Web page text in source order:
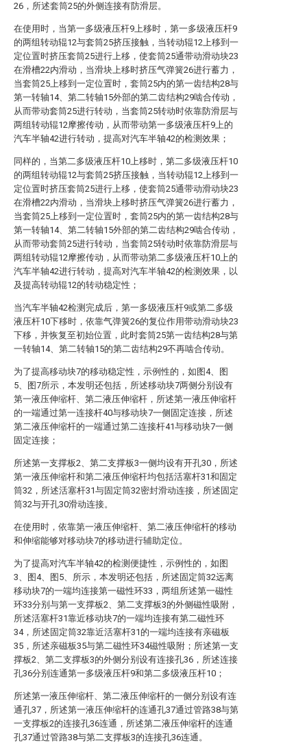
26，所述套筒25的外侧连接有防滑层。
在使用时，当第一多级液压杆9上移时，第一多级液压杆9
的两组转动辊12与套筒25挤压接触，当转动辊12上移到一
定位置时挤压套筒25进行上移，使套筒25通带动滑动块23
在滑槽22内滑动，当滑块上移时挤压气弹簧26进行蓄力，
当套筒25上移到一定位置时，套筒25内的第一齿结构28与
第一转轴14、第二转轴15外部的第二齿结构29啮合传动，
从而带动套筒25进行转动，当套筒25转动时依靠防滑层与
两组转动辊12摩擦传动，从而带动第一多级液压杆9上的
汽车半轴42进行转动，提高对汽车半轴42的检测效果；
同样的，当第二多级液压杆10上移时，第二多级液压杆10
的两组转动辊12与套筒25挤压接触，当转动辊12上移到一
定位置时挤压套筒25进行上移，使套筒25通带动滑动块23
在滑槽22内滑动，当滑块上移时挤压气弹簧26进行蓄力，
当套筒25上移到一定位置时，套筒25内的第一齿结构28与
第一转轴14、第二转轴15外部的第二齿结构29啮合传动，
从而带动套筒25进行转动，当套筒25转动时依靠防滑层与
两组转动辊12摩擦传动，从而带动第二多级液压杆10上的
汽车半轴42进行转动，提高对汽车半轴42的检测效果，以
及提高转动辊12的转动稳定性；
当汽车半轴42检测完成后，第一多级液压杆9或第二多级
液压杆10下移时，依靠气弹簧26的复位作用带动滑动块23
下移，并恢复至初始位置，此时套筒25第一齿结构28与第
一转轴14、第二转轴15的第二齿结构29不再啮合传动。
为了提高移动块7的移动稳定性，示例性的，如图4、图
5、图7所示，本发明还包括，所述移动块7两侧分别设有
第一液压伸缩杆、第二液压伸缩杆，所述第一液压伸缩杆
的一端通过第一连接杆40与移动块7一侧固定连接，所述
第二液压伸缩杆的一端通过第二连接杆41与移动块7一侧
固定连接；
所述第一支撑板2、第二支撑板3一侧均设有开孔30，所述
第一液压伸缩杆和第二液压伸缩杆均包括活塞杆31和固定
筒32，所述活塞杆31与固定筒32密封滑动连接，所述固定
筒32与开孔30滑动连接。
在使用时，依靠第一液压伸缩杆、第二液压伸缩杆的移动
和伸缩能够对移动块7的移动进行辅助定位。
为了提高对汽车半轴42的检测便捷性，示例性的，如图
3、图4、图5、所示，本发明还包括，所述固定筒32远离
移动块7的一端均连接第一磁性环33，两组所述第一磁性
环33分别与第一支撑板2、第二支撑板3的外侧磁性吸附，
所述活塞杆31靠近移动块7的一端均连接有第二磁性环
34，所述固定筒32靠近活塞杆31的一端均连接有亲磁板
35，所述亲磁板35与第二磁性环34磁性吸附；所述第一支
撑板2、第二支撑板3的外侧分别设有连接孔36，所述连接
孔36分别连通第一多级液压杆9和第二多级液压杆10；
所述第一液压伸缩杆、第二液压伸缩杆的一侧分别设有连
通孔37，所述第一液压伸缩杆的连通孔37通过管路38与第
一支撑板2的连接孔36连通，所述第二液压伸缩杆的连通
孔37通过管路38与第二支撑板3的连接孔36连通。